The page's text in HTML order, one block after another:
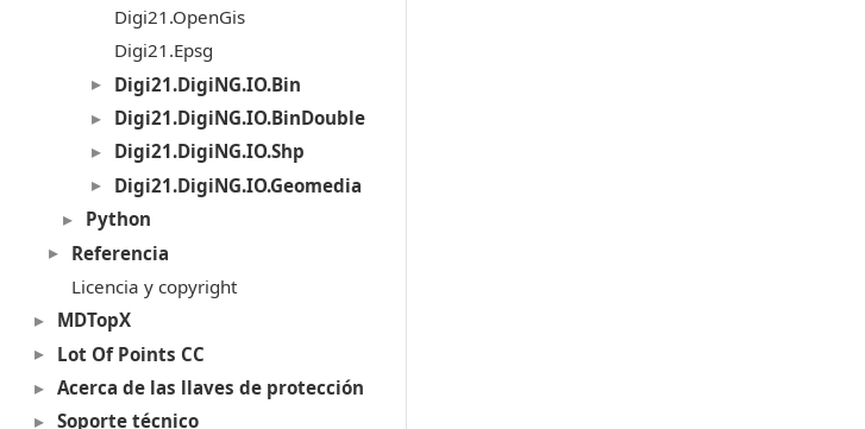
Digi21.OpenGis
Digi21.Epsg
Digi21.DigiNG.IO.Bin
Digi21.DigiNG.IO.BinDouble
Digi21.DigiNG.IO.Shp
Digi21.DigiNG.IO.Geomedia
Python
Referencia
Licencia y copyright
MDTopX
Lot Of Points CC
Acerca de las llaves de protección
Soporte técnico